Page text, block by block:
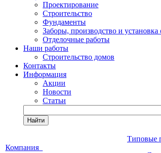
Проектирование
Строительство
Фундаменты
Заборы, производство и
Отделочные работы
Наши работы
Строительство домов
Контакты
Информация
Акции
Новости
Статьи
Найти
Компания
Типовые